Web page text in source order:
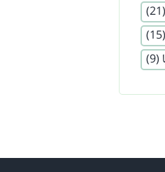
(21)
(15)
(9)